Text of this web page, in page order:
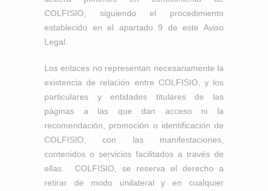
COLFISIO, siguiendo el procedimiento
establecido en el apartado 9 de este Aviso
Legal.
Los enlaces no representan necesariamente la
existencia de relación entre COLFISIO, y los
particulares y entidades titulares de las
páginas a las que dan acceso ni la
recomendación, promoción o identificación de
COLFISIO, con las manifestaciones,
contenidos o servicios facilitados a través de
ellas. COLFISIO, se reserva el derecho a
retirar de modo unilateral y en cualquier